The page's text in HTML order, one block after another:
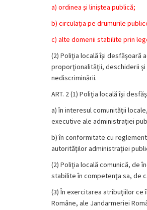
a) ordinea şi liniştea publică;
b) circulaţia pe drumurile
c) alte domenii stabilite prin
(2) Poliţia locală îşi
proporţionalităţii, deschiderii
nediscriminării.
ART. 2 (1) Poliţia locală îşi
a) în interesul comunităţii
executive ale administraţiei
b) în conformitate cu
autorităţilor administraţiei
(2) Poliţia locală comunică, de
stabilite în competenţa sa, de
(3) În exercitarea atribuţiilor
Române, ale Jandarmeriei